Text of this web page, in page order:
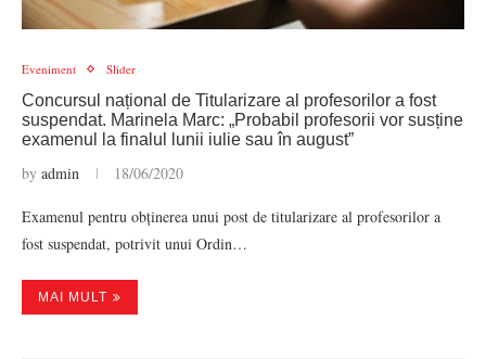
Eveniment Slider
Concursul național de Titularizare al profesorilor a fost
suspendat. Marinela Marc: „Probabil profesorii vor susține
examenul la finalul lunii iulie sau în august”
by admin 18/06/2020
Examenul pentru obținerea unui post de titularizare al profesorilor a
fost suspendat, potrivit unui Ordin…
MAI MULT